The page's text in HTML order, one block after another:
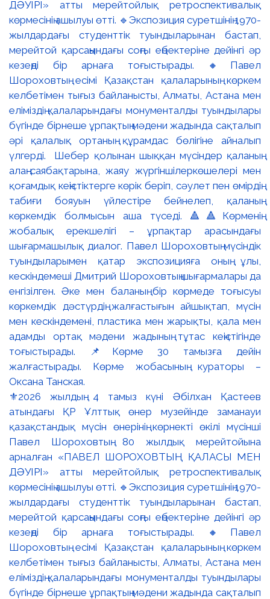
⚜️2026 жылдың 4 тамыз күні Әбілхан Қастеев
атындағы ҚР Ұлттық өнер музейінде заманауи
қазақстандық мүсін өнерінің көрнекті өкілі мүсінші
Павел Шороховтың 80 жылдық мерейтойына
арналған «ПАВЕЛ ШОРОХОВТЫҢ ҚАЛАСЫ МЕН
ДӘУІРІ» атты мерейтойлық ретроспективалық
көрмесінің ашылуы өтті. 🔹Экспозиция суретшінің 1970-
жылдардағы студенттік туындыларынан бастап,
мерейтой қарсаңындағы соңғы еңбектеріне дейінгі әр
кезеңді бір арнаға тоғыстырады. 🔸Павел
Шороховтың есімі Қазақстан қалаларының көркем
келбетімен тығыз байланысты, Алматы, Астана мен
еліміздің қалаларындағы монументалды туындылары
бүгінде бірнеше ұрпақтың мәдени жадында сақталып